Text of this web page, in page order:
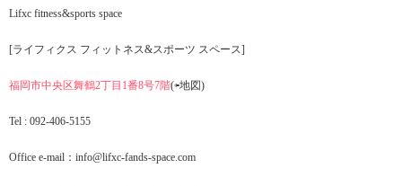
Lifxc fitness&sports space
[ライフィクス フィットネス&スポーツ スペース]
福岡市中央区舞鶴2丁目1番8号7階(⇦地図)
Tel : 092-406-5155
Office e-mail：info@lifxc-fands-space.com